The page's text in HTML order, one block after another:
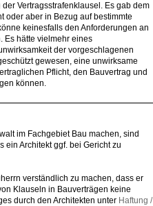
Vertragsstrafenklausel. Es gab dem
oder aber in Bezug auf bestimmte
keinesfalls den Anforderungen an
Es hätte vielmehr eines
der vorgeschlagenen
gewesen, eine unwirksame
Pflicht, den Bauvertrag und
können.
im Fachgebiet Bau machen, sind
ein Architekt ggf. bei Gericht zu
verständlich zu machen, dass er
Klauseln in Bauverträgen keine
durch den Architekten unter Haftung /